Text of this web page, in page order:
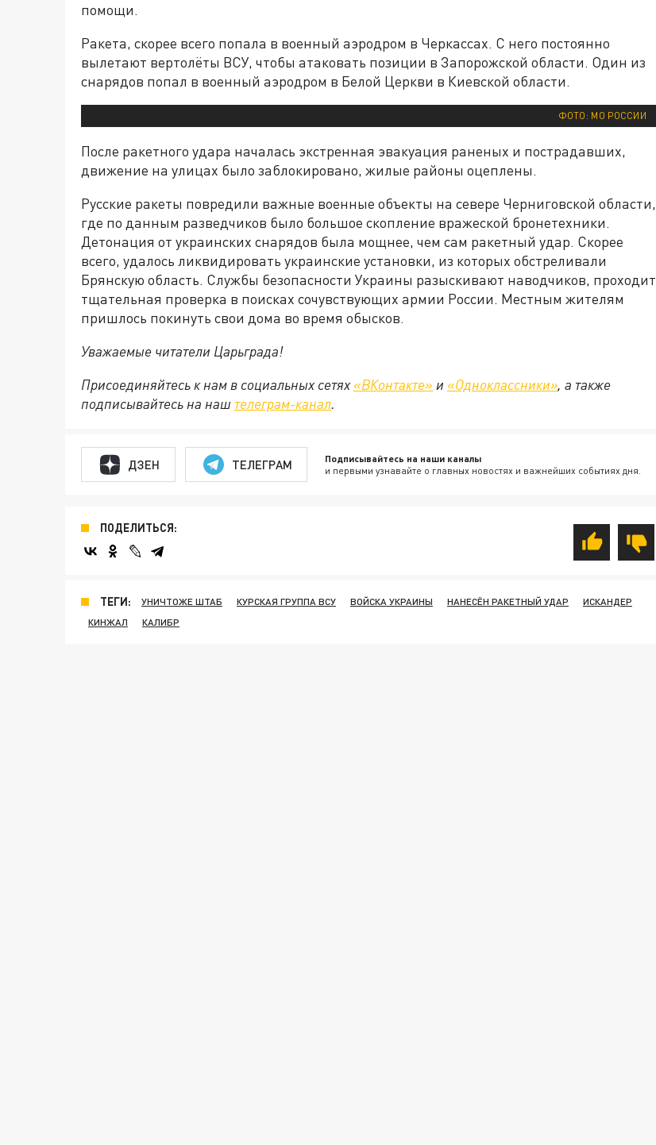
помощи.
Ракета, скорее всего попала в военный аэродром в Черкассах. С него постоянно
вылетают вертолёты ВСУ, чтобы атаковать позиции в Запорожской области. Один из
снарядов попал в военный аэродром в Белой Церкви в Киевской области.
ФОТО: МО РОССИИ
После ракетного удара началась экстренная эвакуация раненых и пострадавших,
движение на улицах было заблокировано, жилые районы оцеплены.
Русские ракеты повредили важные военные объекты на севере Черниговской области,
где по данным разведчиков было большое скопление вражеской бронетехники.
Детонация от украинских снарядов была мощнее, чем сам ракетный удар. Скорее
всего, удалось ликвидировать украинские установки, из которых обстреливали
Брянскую область. Службы безопасности Украины разыскивают наводчиков, проходит
тщательная проверка в поисках сочувствующих армии России. Местным жителям
пришлось покинуть свои дома во время обысков.
Уважаемые читатели Царьграда!
Присоединяйтесь к нам в социальных сетях «ВКонтакте» и «Одноклассники», а также
подписывайтесь на наш телеграм-канал.
ДЗЕН ТЕЛЕГРАМ Подписывайтесь на наши каналы
и первыми узнавайте о главных новостях и важнейших событиях дня.
ПОДЕЛИТЬСЯ:
ТЕГИ: УНИЧТОЖЕ ШТАБ КУРСКАЯ ГРУППА ВСУ ВОЙСКА УКРАИНЫ НАНЕСЁН РАКЕТНЫЙ УДАР
ИСКАНДЕР
КИНЖАЛ
КАЛИБР